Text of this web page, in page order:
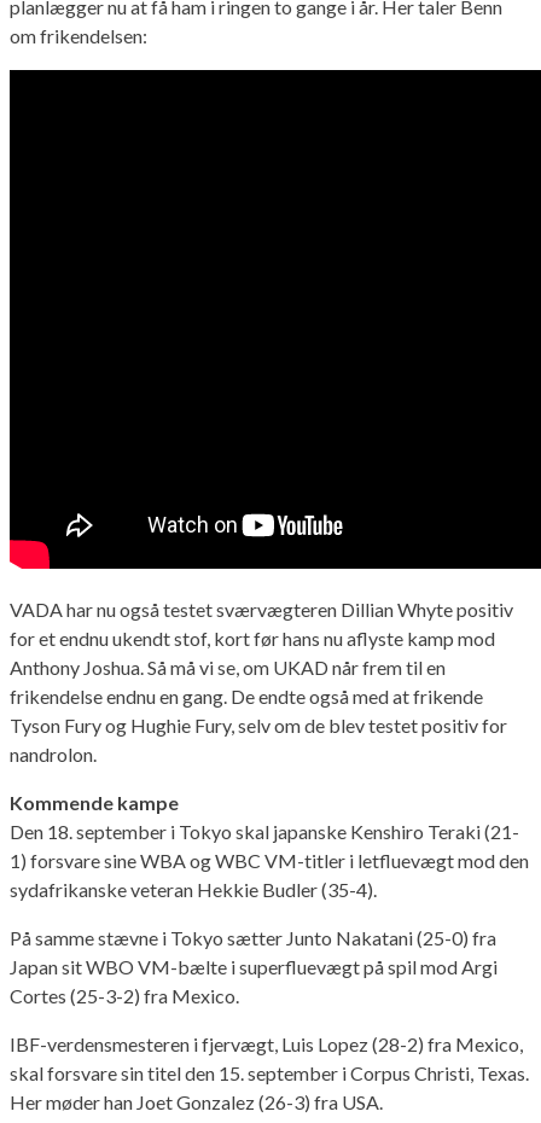
planlægger nu at få ham i ringen to gange i år. Her taler Benn
om frikendelsen:
VADA har nu også testet sværvægteren Dillian Whyte positiv
for et endnu ukendt stof, kort før hans nu aflyste kamp mod
Anthony Joshua. Så må vi se, om UKAD når frem til en
frikendelse endnu en gang. De endte også med at frikende
Tyson Fury og Hughie Fury, selv om de blev testet positiv for
nandrolon.
Kommende kampe
Den 18. september i Tokyo skal japanske Kenshiro Teraki (21-
1) forsvare sine WBA og WBC VM-titler i letfluevægt mod den
sydafrikanske veteran Hekkie Budler (35-4).
På samme stævne i Tokyo sætter Junto Nakatani (25-0) fra
Japan sit WBO VM-bælte i superfluevægt på spil mod Argi
Cortes (25-3-2) fra Mexico.
IBF-verdensmesteren i fjervægt, Luis Lopez (28-2) fra Mexico,
skal forsvare sin titel den 15. september i Corpus Christi, Texas.
Her møder han Joet Gonzalez (26-3) fra USA.